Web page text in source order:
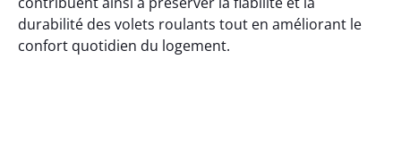
durabilité des volets roulants tout en améliorant le
confort quotidien du logement.